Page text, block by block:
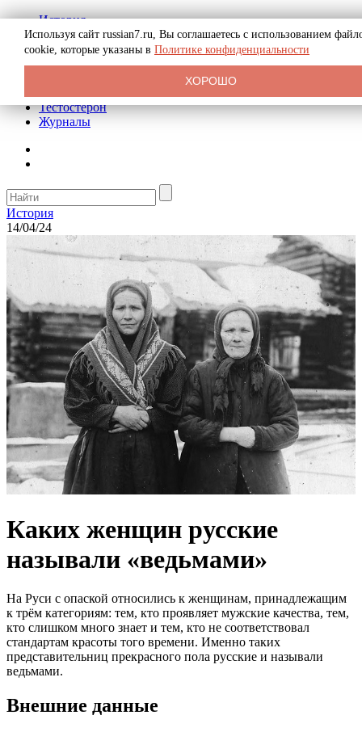
История
Биография
Криминал
Реклама на сайте
Тестостерон
Журналы
История
14/04/24
Каких женщин русские
называли «ведьмами»
На Руси с опаской относились к женщинам, принадлежащим
к трём категориям: тем, кто проявляет мужские качества, тем,
кто слишком много знает и тем, кто не соответствовал
стандартам красоты того времени. Именно таких
представительниц прекрасного пола русские и называли
ведьмами.
Внешние данные
Используя сайт russian7.ru, Вы соглашаетесь с использованием
cookie, которые указаны в Политике конфиденциальности
ХОРОШО